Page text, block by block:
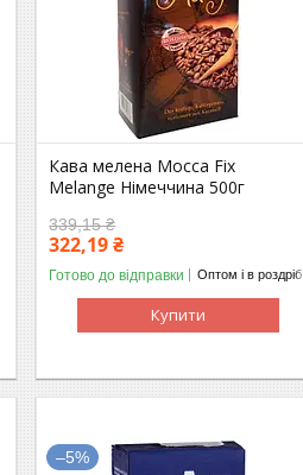
Кава мелена Mocca Fix
Melange Німеччина 500г
339,15 ₴
322,19 ₴
Готово до відправки Оптом і в роздріб
Купити
–5%